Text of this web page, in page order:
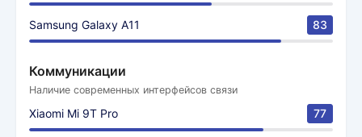
Samsung Galaxy A11 83
Коммуникации
Наличие современных интерфейсов связи
Xiaomi Mi 9T Pro 77